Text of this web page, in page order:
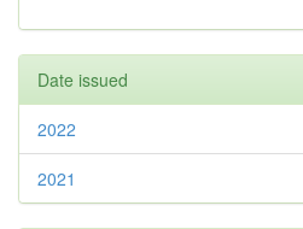
Date issued
2022
2021